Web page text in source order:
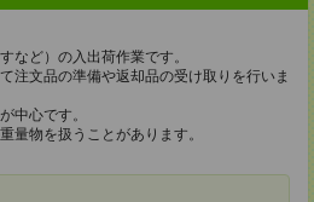
など）の入出荷作業です。
注文品の準備や返却品の受け取りを行いま
中心です。
量物を扱うことがあります。